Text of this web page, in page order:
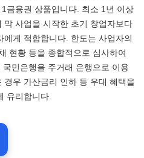
금융권 상품입니다. 최소 1년 이상
막 사업을 시작한 초기 창업자보다
게 적합합니다. 한도는 사업자의
현황 등을 종합적으로 심사하여
민은행을 주거래 은행으로 이용
우 가산금리 인하 등 우대 혜택을
유리합니다.